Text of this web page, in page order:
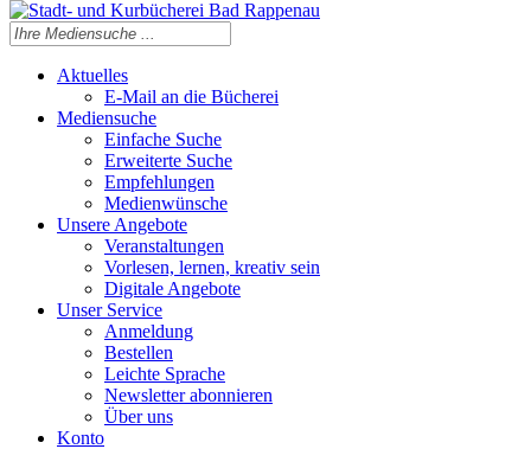
Aktuelles
E-Mail an die Bücherei
Mediensuche
Einfache Suche
Erweiterte Suche
Empfehlungen
Medienwünsche
Unsere Angebote
Veranstaltungen
Vorlesen, lernen, kreativ sein
Digitale Angebote
Unser Service
Anmeldung
Bestellen
Leichte Sprache
Newsletter abonnieren
Über uns
Konto